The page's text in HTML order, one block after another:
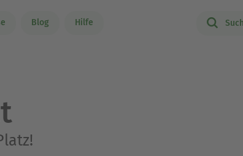
Blog Hilfe